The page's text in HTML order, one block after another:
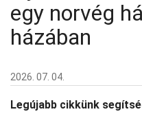
egy norvég
házában
2026. 07. 04.
Legújabb cikkünk